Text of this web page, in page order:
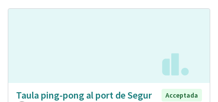
Taula ping-pong al port de Segur
Acceptada